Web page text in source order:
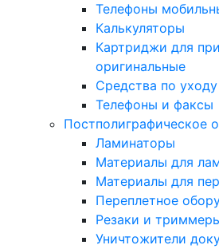
Телефоны
Калькуляторы
Картриджи для
оригинальные
Средства по
Телефоны и факсы
Постполиграфическое
Ламинаторы
Материалы для
Материалы для
Переплетное
Резаки и
Уничтожители